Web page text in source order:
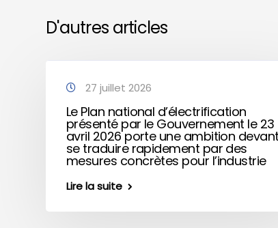
D'autres articles
27 juillet 2026
Le Plan national d’électrification
présenté par le Gouvernement le 23
avril 2026 porte une ambition devant
se traduire rapidement par des
mesures concrètes pour l’industrie
Lire la suite